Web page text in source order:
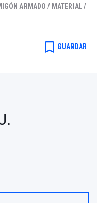
ARMADO / MATERIAL /
bookmark_border GUARDAR